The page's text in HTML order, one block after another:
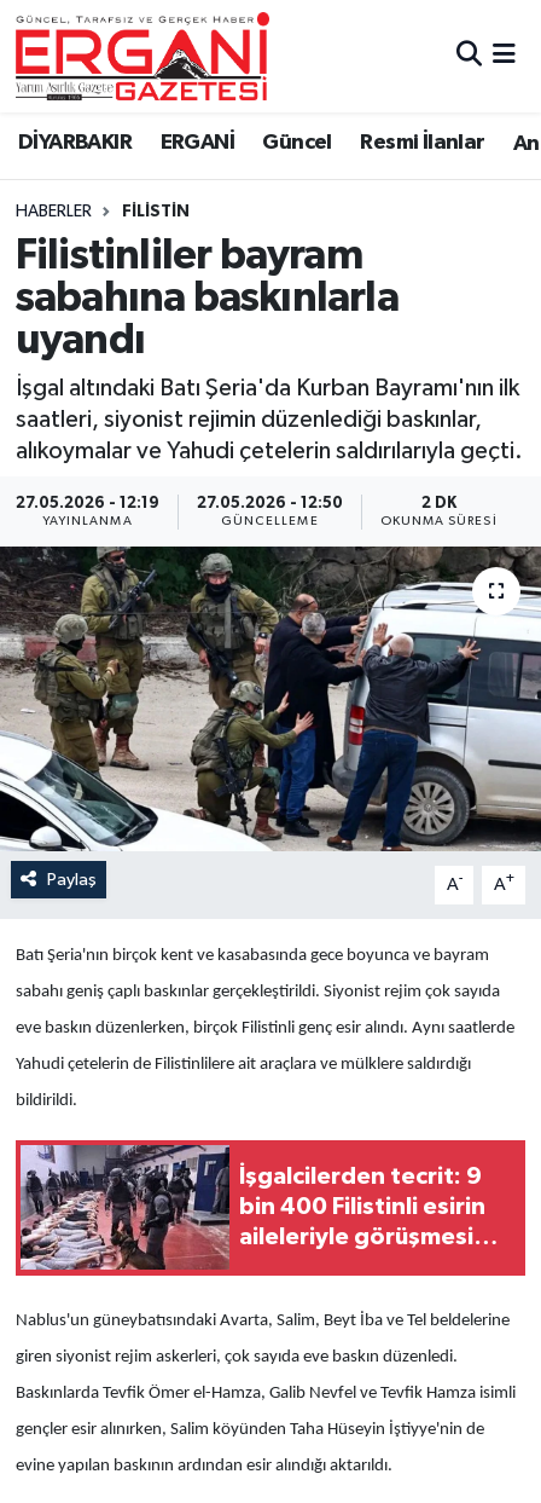
DİYARBAKIR ERGANİ Güncel Resmi İlanlar
HABERLER FILISTIN
Filistinliler bayram
sabahına baskınlarla
uyandı
İşgal altındaki Batı Şeria'da Kurban Bayramı'nın ilk
saatleri, siyonist rejimin düzenlediği baskınlar,
alıkoymalar ve Yahudi çetelerin saldırılarıyla geçti.
27.05.2026 - 12:19
YAYINLANMA
27.05.2026 - 12:50
GÜNCELLEME
2 DK
OKUNMA SÜRESI
Paylaş A- A+
Batı Şeria'nın birçok kent ve kasabasında gece boyunca ve bayram
sabahı geniş çaplı baskınlar gerçekleştirildi. Siyonist rejim çok sayıda
eve baskın düzenlerken, birçok Filistinli genç esir alındı. Aynı saatlerde
Yahudi çetelerin de Filistinlilere ait araçlara ve mülklere saldırdığı
bildirildi.
İşgalcilerden tecrit: 9
bin 400 Filistinli esirin
aileleriyle görüşmesi
Nablus'un güneybatısındaki Avarta, Salim, Beyt İba ve Tel beldelerine
giren siyonist rejim askerleri, çok sayıda eve baskın düzenledi.
Baskınlarda Tevfik Ömer el-Hamza, Galib Nevfel ve Tevfik Hamza isimli
gençler esir alınırken, Salim köyünden Taha Hüseyin İştiyye'nin de
evine yapılan baskının ardından esir alındığı aktarıldı.
DİYARBAKIR
BİSMİL
BAĞLAR
ERGANİ
Güncel
Eği̇ti̇m
Resmi İlanlar
Sağlık
Si̇yaset
Spor
Yaşam
Anali̇z
Bi̇li̇m & Teknoloji̇
Dünya
Eği̇ti̇m
Ergani Nöbetçi Eczaneler
Ergani Hava Durumu
Ergani Trafik Yoğunluk Haritası
Süper Lig Puan Durumu ve Fikstür
Tüm Manşetler
Son Dakika Haberleri
Haber Arşivi